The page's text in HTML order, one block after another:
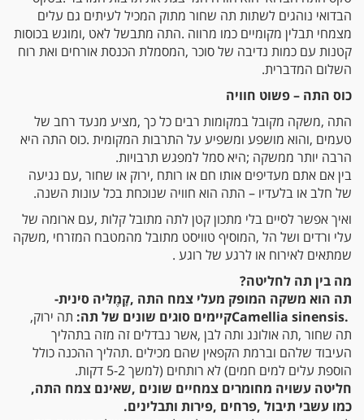
‬השלום‭ ‬המדברית‭.‬
כוס‭ ‬התה‭ ‬‮–‬‭ ‬פשוט‭ ‬חוויה
‬הרבה‭ ‬יותר‭ ‬ממשקה‭; ‬היא‭ ‬סמל‭ ‬למפגש‭ ‬תרבויות‭. ‬
‬של‭ ‬חלב‭ ‬או‭ ‬בלעדיו‭ ‬‮–‬‭ ‬התה‭ ‬הוא‭ ‬חוויה‭ ‬שנוכחת‭ ‬בכל‭ ‬עונות‭ ‬השנה‭. ‬
‬שמתאים‭ ‬לאירוח‭ ‬או‭ ‬לרגע‭ ‬של‭ ‬רוגע‭.
מה‭ ‬בין‭ ‬תה‭ ‬לחליטה‭?‬
תה‭ ‬הוא‭ ‬משקה‭ ‬המופק‭ ‬מעלי‭ ‬צמח‭ ‬התה‭, ‬קָמֶלּיה‭ ‬סינית‭ -
‬Camellia sinensis‭. ‬קיימים‭ ‬סוגים‭ ‬שונים‭ ‬של‭ ‬תה‭:‬
תה‭ ‬ירוק‭,
‬הוספת‭ ‬עלים‭ ‬למים‭ ‬חמים‭ (‬לא‭ ‬רותחים‭) ‬למשך‭ ‬5‭-‬2‭ ‬דקות‭.‬
כמו‭ ‬עשבי‭ ‬תיבול‭, ‬פרחים‭, ‬פירות‭ ‬ותבלינים‭.‬